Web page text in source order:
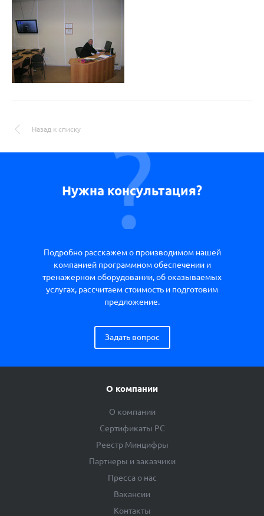
Назад к списку
Нужна консультация?
Подробно расскажем о производимом нашей
компанией программном обеспечении и
тренажерном оборудовании, об оказываемых
услугах, рассчитаем стоимость и подготовим
предложение.
Задать вопрос
О компании
О компании
Сертификаты РС
Реестр Минцифры
Партнеры и заказчики
Пресса о нас
Вакансии
Контакты